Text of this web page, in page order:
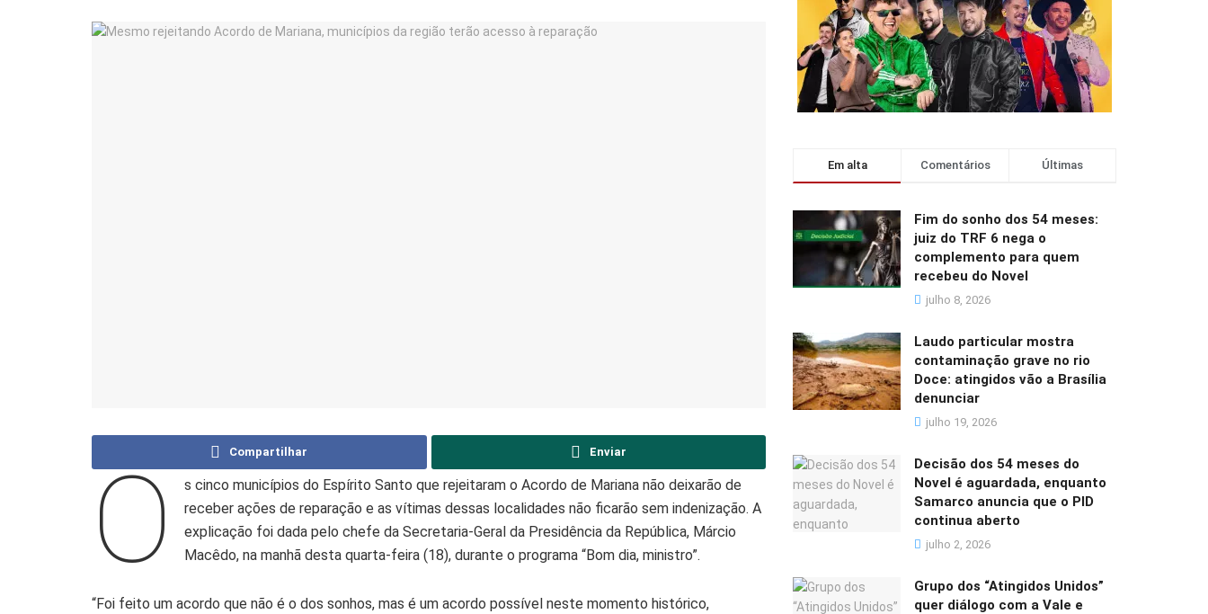
Compartilhar Enviar
O
s cinco municípios do Espírito Santo que rejeitaram o Acordo de Mariana não deixarão de
receber ações de reparação e as vítimas dessas localidades não ficarão sem indenização. A
explicação foi dada pelo chefe da Secretaria-Geral da Presidência da República, Márcio
Macêdo, na manhã desta quarta-feira (18), durante o programa “Bom dia, ministro”.
“Foi feito um acordo que não é o dos sonhos, mas é um acordo possível neste momento histórico,
Em alta Comentários Últimas
Fim do sonho dos 54 meses:
juiz do TRF 6 nega o
complemento para quem
recebeu do Novel
julho 8, 2026
Laudo particular mostra
contaminação grave no rio
Doce: atingidos vão a Brasília
denunciar
julho 19, 2026
Decisão dos 54 meses do
Novel é aguardada, enquanto
Samarco anuncia que o PID
continua aberto
julho 2, 2026
Grupo dos “Atingidos Unidos”
quer diálogo com a Vale e